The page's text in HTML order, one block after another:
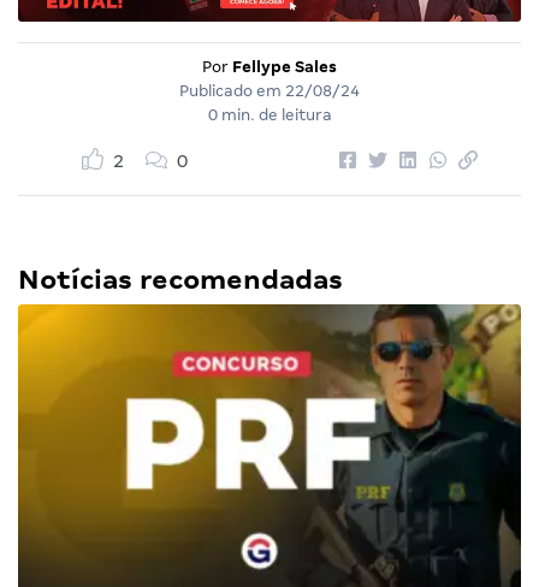
Por Fellype Sales
Publicado em 22/08/24
0 min. de leitura
2 0
Notícias recomendadas